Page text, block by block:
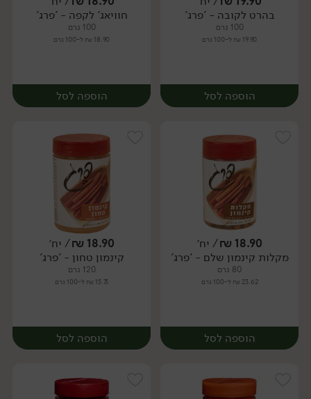
יח׳ יח׳
בהרט לקובה - 'פרג'
100 גרם
19.90 ₪ ל-100 גרם
הוספה לסל
יח׳
חוויאג' לקפה - 'פרג'
100 גרם
18.90 ₪ ל-100 גרם
הוספה לסל
יח׳
18.90
₪/ יח׳
מקלות קינמון שלם - 'פרג'
80 גרם
23.62 ₪ ל-100 גרם
הוספה לסל
18.90
₪/ יח׳
קינמון טחון - 'פרג'
120 גרם
15.75 ₪ ל-100 גרם
הוספה לסל